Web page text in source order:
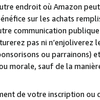
endroit où Amazon
sur les achats
communication
pas ni
ou parrainons)
morale, sauf de la
de votre inscription